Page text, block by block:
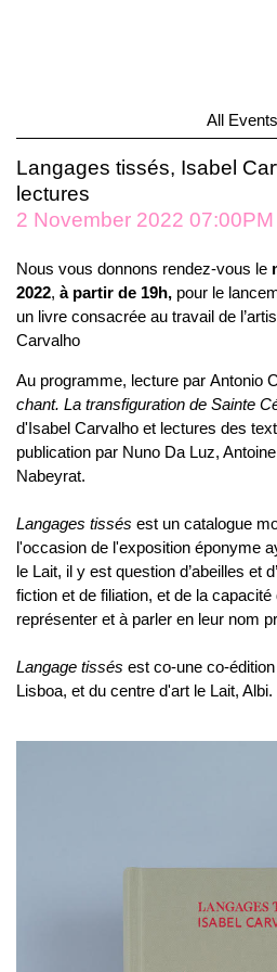
All Events
Langages tissés, Isabel
lectures
2 November 2022 07:00PM
Nous vous donnons rendez-vous le
2022, à partir de 19h, pour le
un livre consacrée au travail de
Carvalho
Au programme, lecture par Antonio
chant. La transfiguration de Sainte
d'Isabel Carvalho et lectures des
publication par Nuno Da Luz,
Nabeyrat.
Langages tissés est un catalogue
l'occasion de l'exposition éponyme
le Lait, il y est question d’abeilles et
fiction et de filiation, et de la
représenter et à parler en leur nom
Langage tissés est co-une co-
Lisboa, et du centre d'art le Lait, Albi.